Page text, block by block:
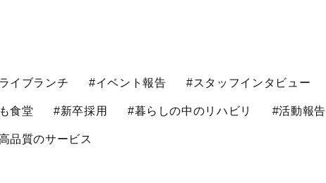
イブランチ #イベント報告 #スタッフインタビュー
食堂 #新卒採用 #暮らしの中のリハビリ #活動報告
品質のサービス